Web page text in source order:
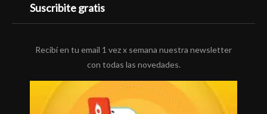
Suscribite gratis
Recibí en tu email 1 vez x semana nuestra newsletter
con todas las novedades.